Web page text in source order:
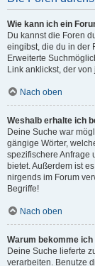
Wie kann ich ein
Du kannst die Foren
eingibst, die du in der
Erweiterte
Link anklickst, der
Nach oben
Weshalb erhalte ich
Deine Suche war
gängige Wörter,
spezifischere Anfrage
bietet. Außerdem ist
nirgends im Forum
Begriffe!
Nach oben
Warum bekomme
Deine Suche lieferte
verarbeiten. Benutze